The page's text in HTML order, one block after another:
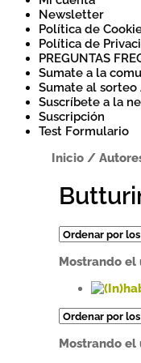
Newsletter
Política de
Política de
PREGUNTAS
Sumate a la
Sumate al
Suscríbete a la
Suscripción
Test Formulario
Inicio /
Mostrando el
Mostrando el